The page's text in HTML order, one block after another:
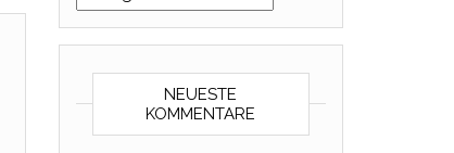
NEUESTE
KOMMENTARE